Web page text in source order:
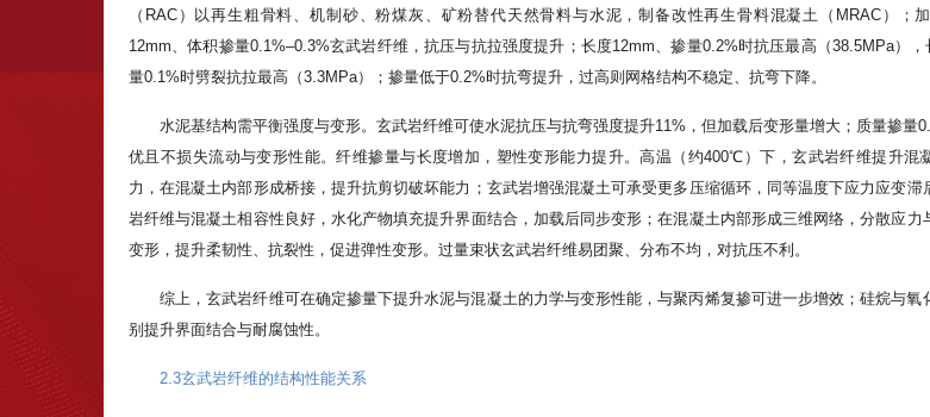
（RAC）以再生粗骨料、机制砂、粉煤灰、矿粉替代天然骨料与水泥，制备改性再生骨料混凝土（MRAC）；加
12mm、体积掺量0.1%–0.3%玄武岩纤维，抗压与抗拉强度提升；长度12mm、掺量0.2%时抗压最高（38.5MPa）
量0.1%时劈裂抗拉最高（3.3MPa）；掺量低于0.2%时抗弯提升，过高则网格结构不稳定、抗弯下降。
水泥基结构需平衡强度与变形。玄武岩纤维可使水泥抗压与抗弯强度提升11%，但加载后变形量增大；质量掺量
优且不损失流动与变形性能。纤维掺量与长度增加，塑性变形能力提升。高温（约400℃）下，玄武岩纤维提升混
力，在混凝土内部形成桥接，提升抗剪切破坏能力；玄武岩增强混凝土可承受更多压缩循环，同等温度下应力应变滞
岩纤维与混凝土相容性良好，水化产物填充提升界面结合，加载后同步变形；在混凝土内部形成三维网络，分散应力
变形，提升柔韧性、抗裂性，促进弹性变形。过量束状玄武岩纤维易团聚、分布不均，对抗压不利。
综上，玄武岩纤维可在确定掺量下提升水泥与混凝土的力学与变形性能，与聚丙烯复掺可进一步增效；硅烷与氧
别提升界面结合与耐腐蚀性。
2.3玄武岩纤维的结构性能关系